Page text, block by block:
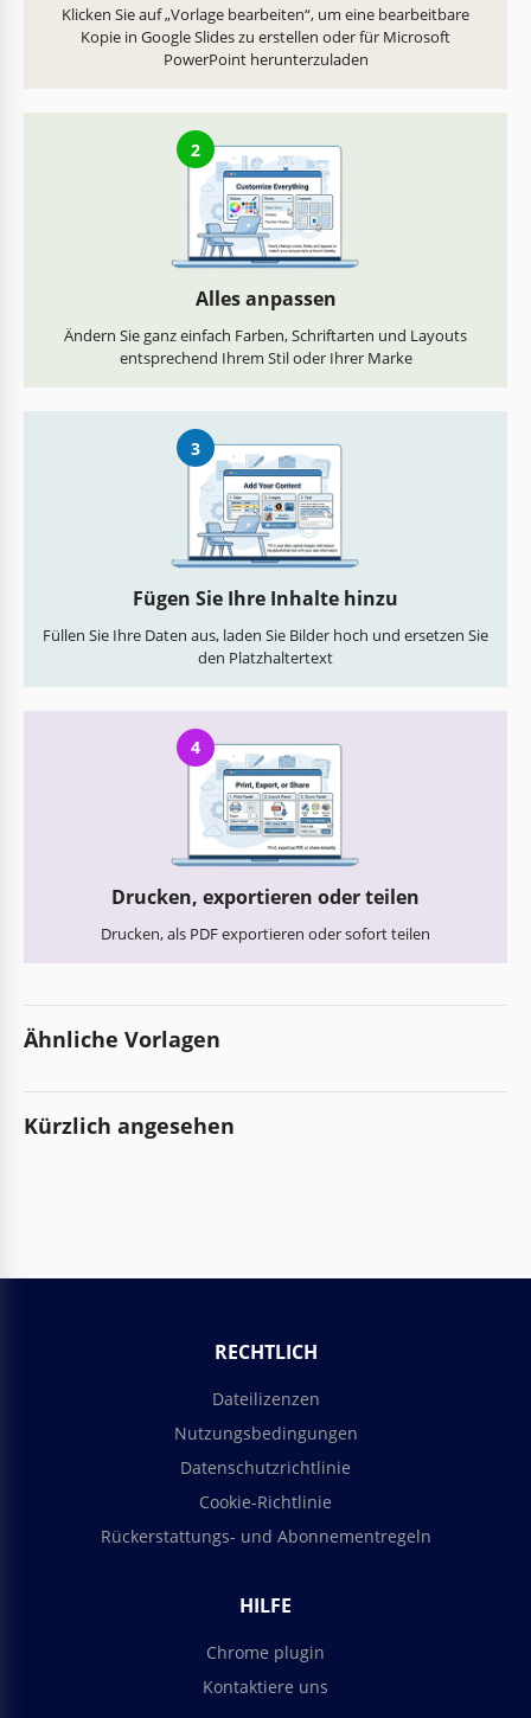
Klicken Sie auf „Vorlage bearbeiten“, um eine bearbeitbare
Kopie in Google Slides zu erstellen oder für Microsoft
PowerPoint herunterzuladen
2
Alles anpassen
Ändern Sie ganz einfach Farben, Schriftarten und Layouts
entsprechend Ihrem Stil oder Ihrer Marke
3
Fügen Sie Ihre Inhalte hinzu
Füllen Sie Ihre Daten aus, laden Sie Bilder hoch und ersetzen Sie
den Platzhaltertext
4
Drucken, exportieren oder teilen
Drucken, als PDF exportieren oder sofort teilen
Ähnliche Vorlagen
Kürzlich angesehen
RECHTLICH
Dateilizenzen
Nutzungsbedingungen
Datenschutzrichtlinie
Cookie-Richtlinie
Rückerstattungs- und Abonnementregeln
HILFE
Chrome plugin
Kontaktiere uns